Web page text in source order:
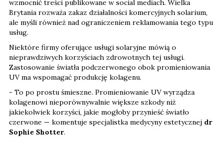
wzmocnić treści publikowane w social mediach. Wielka
Brytania rozważa zakaz działalności komercyjnych solarium,
ale myśli również nad ograniczeniem reklamowania tego typu
usług.
Niektóre firmy oferujące usługi solaryjne mówią o
nieprawdziwych korzyściach zdrowotnych tej usługi.
Zastosowanie światła podczerwonego obok promieniowania
UV ma wspomagać produkcję kolagenu.
- To po prostu śmieszne. Promieniowanie UV wyrządza
kolagenowi nieporównywalnie większe szkody niż
jakiekolwiek korzyści, jakie mogłoby przynieść światło
czerwone — komentuje specjalistka medycyny estetycznej dr
Sophie Shotter.